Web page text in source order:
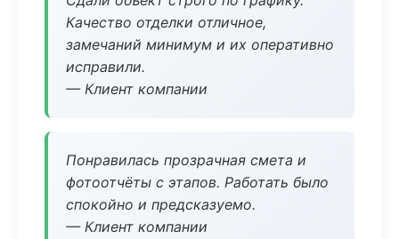
Качество отделки отличное,
замечаний минимум и их оперативно
исправили.
— Клиент компании
Понравилась прозрачная смета и
фотоотчёты с этапов. Работать было
спокойно и предсказуемо.
— Клиент компании